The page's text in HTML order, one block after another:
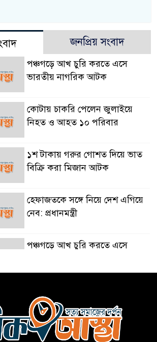
জনপ্রিয় সংবাদ
পঞ্চগড়ে আখ চুরি করতে এসে
ভারতীয় নাগরিক আটক
কোটায় চাকরি পেলেন জুলাইয়ে
নিহত ও আহত ১০ পরিবার
১শ টাকায় গরুর গোশত দিয়ে ভাত
বিক্রি করা মিজান আটক
হেফাজতকে সঙ্গে নিয়ে দেশ এগিয়ে
নেব: প্রধানমন্ত্রী
পঞ্চগড়ে আখ চুরি করতে এসে
কুদ্দুসের বাড়িতে হামলা-ভাঙচুর
দীর্ঘ প্রতীক্ষা ও জল্পনা কল্পনার পর